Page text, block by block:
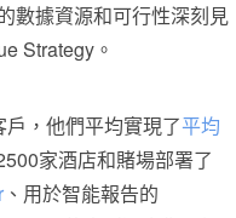
數據資源和可行性深刻見
Strategy。
，他們平均實現了平均
家酒店和賭場部署了
、用於智能報告的